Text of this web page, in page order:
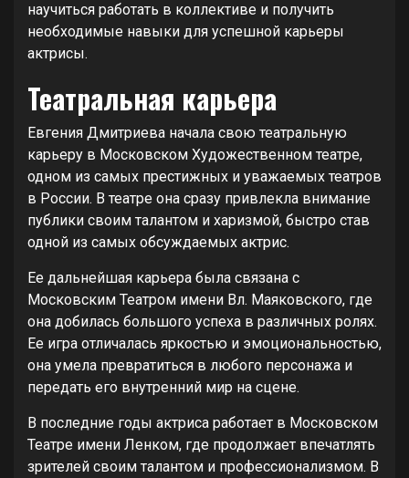
научиться работать в коллективе и получить
необходимые навыки для успешной карьеры
актрисы.
Театральная карьера
Евгения Дмитриева начала свою театральную
карьеру в Московском Художественном театре,
одном из самых престижных и уважаемых театров
в России. В театре она сразу привлекла внимание
публики своим талантом и харизмой, быстро став
одной из самых обсуждаемых актрис.
Ее дальнейшая карьера была связана с
Московским Театром имени Вл. Маяковского, где
она добилась большого успеха в различных ролях.
Ее игра отличалась яркостью и эмоциональностью,
она умела превратиться в любого персонажа и
передать его внутренний мир на сцене.
В последние годы актриса работает в Московском
Театре имени Ленком, где продолжает впечатлять
зрителей своим талантом и профессионализмом. В